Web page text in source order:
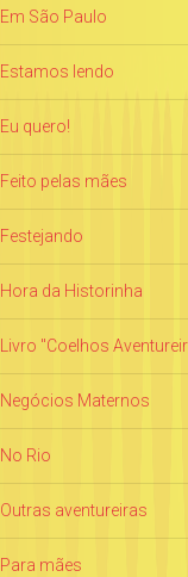
Em São Paulo
Estamos lendo
Eu quero!
Feito pelas mães
Festejando
Hora da Historinha
Livro "Coelhos
Negócios Maternos
No Rio
Outras aventureiras
Para mães